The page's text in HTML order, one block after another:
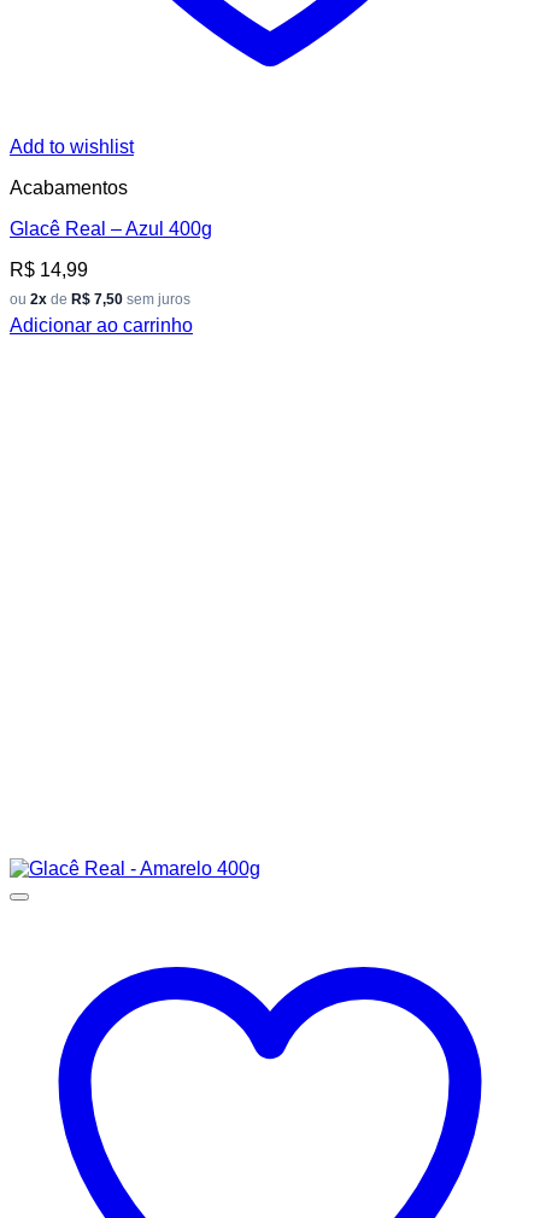
Add to wishlist
Acabamentos
Glacê Real – Azul 400g
R$ 14,99
ou 2x de R$ 7,50 sem juros
Adicionar ao carrinho